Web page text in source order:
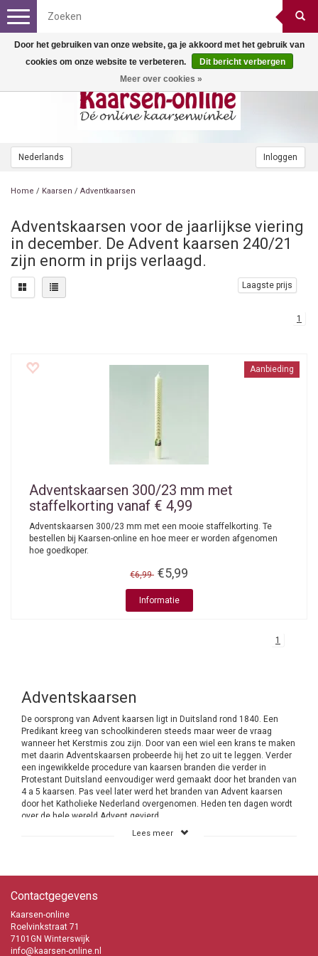
Nederlands Inloggen
Toggle
navigation
Home / Kaarsen / Adventkaarsen
Adventskaarsen voor de jaarlijkse viering
in december. De Advent kaarsen 240/21
zijn enorm in prijs verlaagd.
Laagste prijs
1
Aanbieding
Adventskaarsen 300/23 mm met
staffelkorting vanaf € 4,99
Adventskaarsen 300/23 mm met een mooie staffelkorting. Te
bestellen bij Kaarsen-online en hoe meer er worden afgenomen
hoe goedkoper.
€6,99 €5,99
Informatie
1
Adventskaarsen
De oorsprong van Advent kaarsen ligt in Duitsland rond 1840. Een
Predikant kreeg van schoolkinderen steeds maar weer de vraag
wanneer het Kerstmis zou zijn. Door van een wiel een krans te maken
met daarin Adventskaarsen probeerde hij het zo uit te leggen. Verder
een ingewikkelde procedure van kaarsen branden die verder in
Protestant Duitsland eenvoudiger werd gemaakt door het branden van
4 a 5 kaarsen. Pas veel later werd het branden van Advent kaarsen
door het Katholieke Nederland overgenomen. Heden ten dagen wordt
over de hele wereld Advent gevierd.
bij de Advent viering niet het geval. Je mag tijdens deze Kersttraditie
een ieder het op zijn eigen manier kan invullen. Met veel kaarsen of
juist weinig. Mensen met een kleine beurs hebben zodoende ook de
mogelijkheid om mee te doen aan Advent. Bij Kaarsen-online heb je
de keus uit 2 verschillende Adventskaarsen. Het betreft de dunne
kaarsen van 240/21 mm en de 300/23 mm. De keus is aan jou.
Lees meer
Contactgegevens
Kaarsen-online
Roelvinkstraat 71
7101GN Winterswijk
info@kaarsen-online.nl
Door het gebruiken van onze website, ga je akkoord met het gebruik van
cookies om onze website te verbeteren.
Dit bericht verbergen
Meer over cookies »